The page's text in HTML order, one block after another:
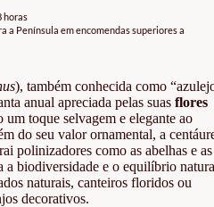
horas
a Península em encomendas superiores a
), também conhecida como
anual apreciada pelas suas flores
um toque selvagem e elegante ao
do seu valor ornamental, a
polinizadores como as abelhas e as
a biodiversidade e o equilíbrio
naturais, canteiros floridos ou
decorativos.